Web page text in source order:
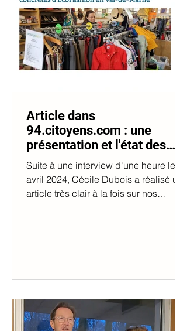
Article dans
94.citoyens.com : une
présentation et l'état des
lieux d'EcoFashion 94 en
avril 2024
Suite à une interview d'une heure le 19
avril 2024, Cécile Dubois a réalisé un
article très clair à la fois sur nos